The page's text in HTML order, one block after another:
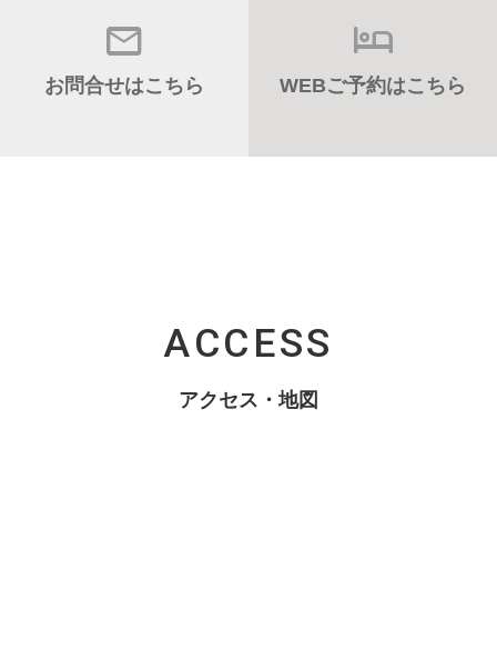
お問合せはこちら WEBご予約はこちら
ACCESS
アクセス・地図